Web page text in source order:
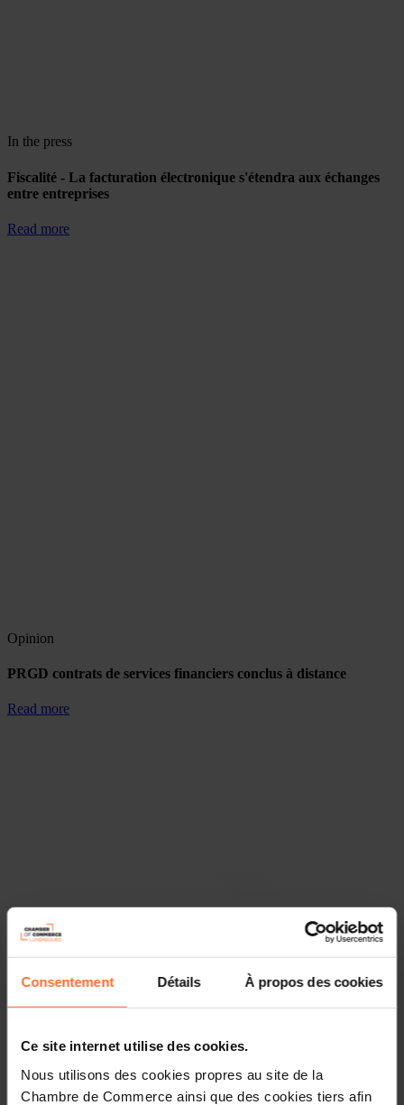
Consentement Détails À propos des cookies
Ce site internet utilise des cookies.
Nous utilisons des cookies propres au site de la
Chambre de Commerce ainsi que des cookies tiers afin
In the press
Fiscalité - La facturation électronique s'étendra aux échanges
entre entreprises
Read more
Opinion
PRGD contrats de services financiers conclus à distance
Read more